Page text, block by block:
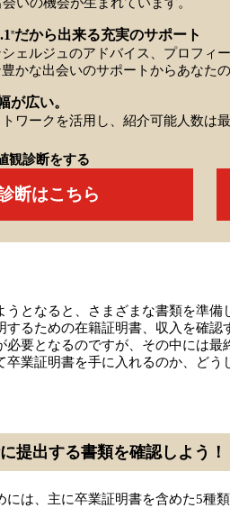
※ だから出来る充実のサポート
ェルジュのアドバイス、プロフィ
かな出会いのサポートからあなた
が広い。
ワークを活用し、紹介可能人数は最
観診断をする
断はこちら
となると、さまざまな書類を準備
するための在籍証明書、収入を確
必要となるのですが、その中には
卒業証明書を手に入れるのか、ど
提出する書類を確認しよう！
には、主に卒業証明書を含めた5種